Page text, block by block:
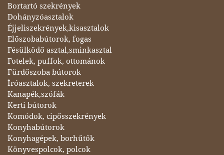
Bortartó szekrények
Dohányzóasztalok
Éjjeliszekrények,kisasztalok
Előszobabútorok, fogas
Fésülködő asztal,sminkasztal
Fotelek, puffok, ottománok
Fürdőszoba bútorok
Íróasztalok, szekreterek
Kanapék,szófák
Kerti bútorok
Komódok, cipősszekrények
Konyhabútorok
Konyhagépek, borhűtők
Könyvespolcok, polcok